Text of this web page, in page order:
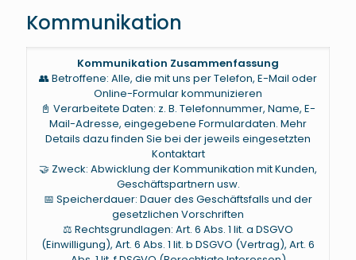
Kommunikation
Kommunikation Zusammenfassung
👥 Betroffene: Alle, die mit uns per Telefon, E-Mail oder
Online-Formular kommunizieren
📓 Verarbeitete Daten: z. B. Telefonnummer, Name, E-
Mail-Adresse, eingegebene Formulardaten. Mehr
Details dazu finden Sie bei der jeweils eingesetzten
Kontaktart
🤝 Zweck: Abwicklung der Kommunikation mit Kunden,
Geschäftspartnern usw.
📅 Speicherdauer: Dauer des Geschäftsfalls und der
gesetzlichen Vorschriften
⚖️ Rechtsgrundlagen: Art. 6 Abs. 1 lit. a DSGVO
(Einwilligung), Art. 6 Abs. 1 lit. b DSGVO (Vertrag), Art. 6